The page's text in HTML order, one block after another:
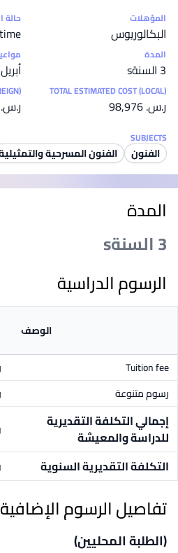
إحصائيات
المؤهلات
البكالوريوس
حالة
المدة
3 السنةs
TOTAL ESTIMATED COST (LOCAL)
ر.س.‏ 98,976 ر.س.‏ 105,214
SUBJECTS
الفنون الفنون المسرحية
المدة
3 السنةs
الرسوم الدراسية
الوصف
Tuition fee
رسوم متنوعة
إجمالي التكلفة التقديرية
للدراسة والمعيشة
التكلفة التقديرية السنوية
تفاصيل الرسوم الإضافية
(الطلبة المحليين)